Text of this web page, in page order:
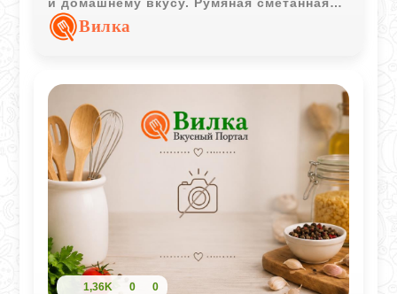
корочка делает калитки особенно
аппетитными сразу после выпечки.
Вилка
1,36K 0 0